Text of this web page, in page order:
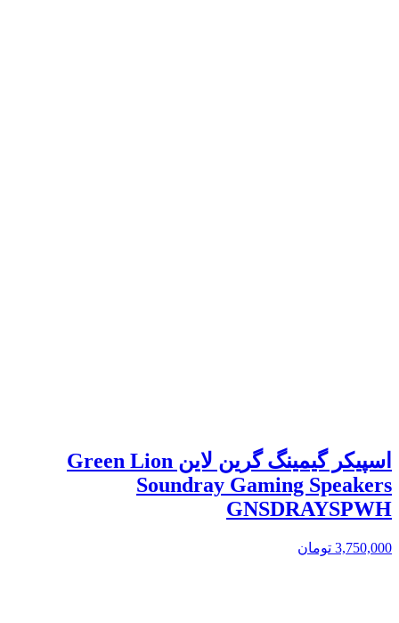
اسپیکر گیمینگ گرین لاین Green Lion
Soundray Gaming Speakers
GNSDRAYSPWH
3,750,000 تومان